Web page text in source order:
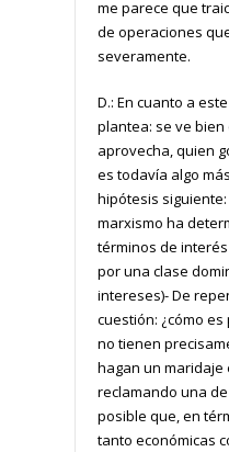
me parece que
de operaciones
severamente.
D.: En cuanto a
plantea: se ve
aprovecha, quien
es todavía algo
hipótesis
marxismo ha
términos de
por una clase
intereses)- De
cuestión: ¿cómo
no tienen
hagan un maridaje
reclamando una
posible que, en
tanto económicas